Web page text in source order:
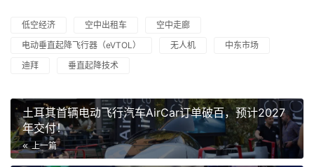
低空经济 空中出租车
空中走廊
电动垂直起降飞行器（eVTOL）
无人机
中东市场
迪拜
垂直起降技术
土耳其首辆电动飞行汽车AirCar订单破百，预计2027
年交付！
上一篇